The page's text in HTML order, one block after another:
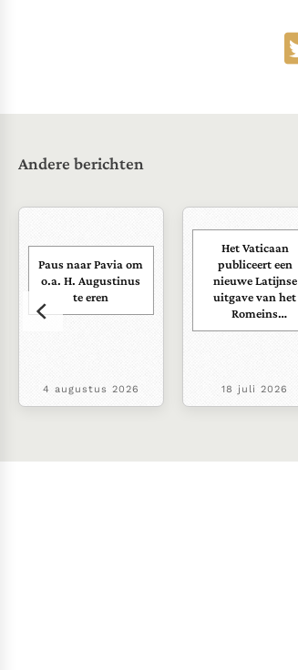
Andere berichten
Paus naar Pavia om
o.a. H. Augustinus
te eren
4 augustus 2026
Het Vaticaan
publiceert een
nieuwe Latijnse
uitgave van het
Romeins
martyrologium
18 juli 2026